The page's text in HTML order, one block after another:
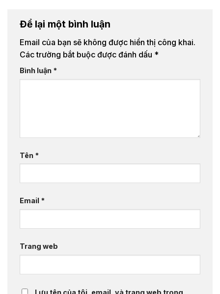
Để lại một bình luận
Email của bạn sẽ không được hiển thị công khai.
Các trường bắt buộc được đánh dấu *
Bình luận *
Tên *
Email *
Trang web